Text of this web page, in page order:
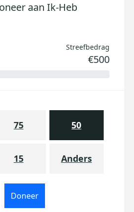
aan Ik-Heb
Streefbedrag
€500
75 50
15 Anders
Doneer